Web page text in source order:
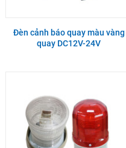
Đèn cảnh báo quay màu vàng
quay DC12V-24V